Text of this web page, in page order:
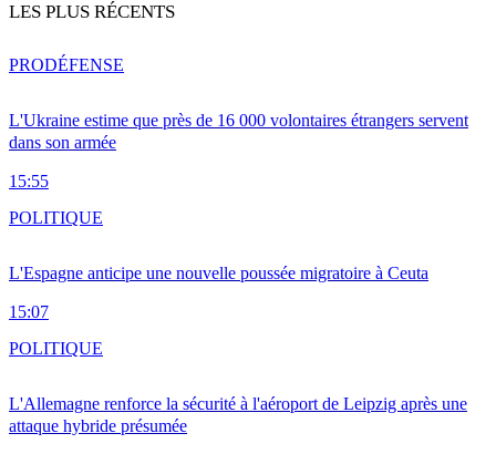
LES PLUS RÉCENTS
L'Ukraine estime que près de 16 000 volontaires étrangers servent
dans son armée
15:55
PRODÉFENSE
L'Espagne anticipe une nouvelle poussée migratoire à Ceuta
15:07
POLITIQUE
L'Allemagne renforce la sécurité à l'aéroport de Leipzig après une
attaque hybride présumée
POLITIQUE